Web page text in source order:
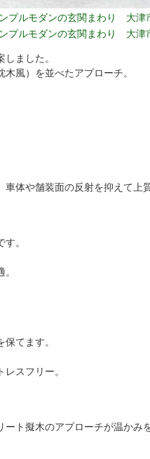
ました。
風）を並べたアプローチ。
体や舗装面の反射を抑えて上
。
てます。
スフリー。
ト擬木のアプローチが温かみ